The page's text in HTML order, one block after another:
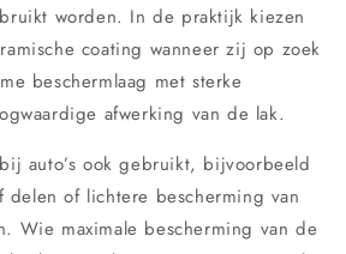
worden. In de praktijk kiezen
coating wanneer zij op zoek
beschermlaag met sterke
afwerking van de lak.
auto’s ook gebruikt, bijvoorbeeld
delen of lichtere bescherming van
Wie maximale bescherming van de